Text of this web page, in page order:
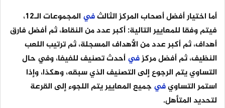
أما اختيار أفضل أصحاب المركز الثالثفي
المجموعات الـ12،
فيتم وفقا للمعايير التالية: أكبر عدد من النقاط، ثم أفضل فارق
أهداف، ثم أكبر عدد من الأهداف المسجلة، ثم ترتيب اللعب
النظيف، ثم أفضل مركزفيأحدث تصنيف للفيفا، وفي حال
التساوي يتم الرجوع إلى التصنيف الذي سبقه، وهكذا، وإذا
استمر التساويفيجميع المعايير يتم اللجوء إلى القرعة
لتحديد المتأهل.